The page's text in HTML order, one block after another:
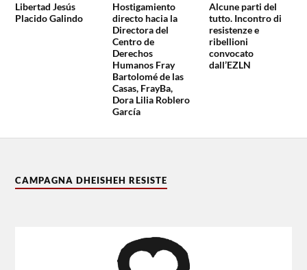
Libertad Jesús
Placido Galindo
Hostigamiento
directo hacia la
Directora del
Centro de
Derechos
Humanos Fray
Bartolomé de las
Casas, FrayBa,
Dora Lilia Roblero
García
Alcune parti del
tutto. Incontro di
resistenze e
ribellioni
convocato
dall’EZLN
CAMPAGNA DHEISHEH RESISTE